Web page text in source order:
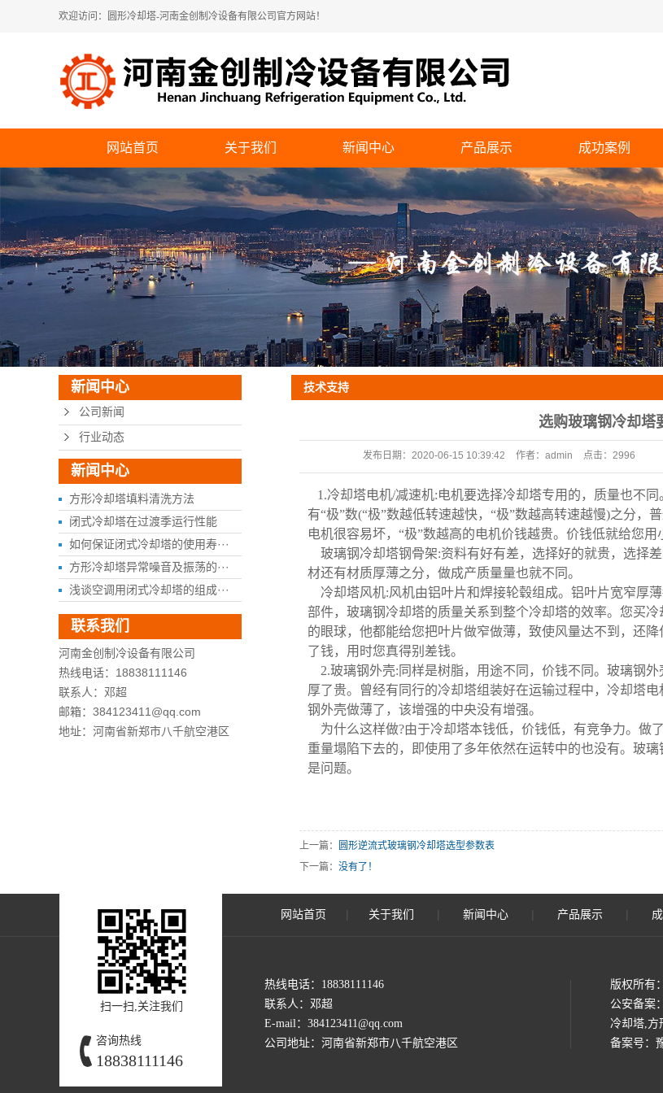
欢迎访问：圆形冷却塔-河南金创制冷设备有限公司官方网站！
网站首页 关于我们
公司简介
企业展示
新闻中心
公司新闻
行业动态
产品展示
圆形逆流冷却塔
方形逆流式冷却塔
方形横流式冷却塔
钢板塔
侧出风冷却塔
水箱
配件
定制冷却塔
成功案例
新闻中心
公司新闻
行业动态
新闻中心
方形冷却塔填料清洗方法
闭式冷却塔在过渡季运行性能
如何保证闭式冷却塔的使用寿···
方形冷却塔异常噪音及振荡的···
浅谈空调用闭式冷却塔的组成···
联系我们
河南金创制冷设备有限公司
热线电话：18838111146
联系人：邓超
邮箱：384123411@qq.com
地址：河南省新郑市八千航空港区
技术支持
选购玻璃钢冷却塔
发布日期： 2020-06-15 10:39:42 作者： admin 点击： 2996
1.冷却塔电机/减速机:电机要选择冷却塔专用的，质量也不
有“极”数(“极”数越低转速越快，“极”数越高转速越慢)之分
电机很容易坏，“极”数越高的电机价钱越贵。价钱低就给您
玻璃钢冷却塔钢骨架:资料有好有差，选择好的就贵，选择
材还有材质厚薄之分，做成产质量量也就不同。
冷却塔风机:风机由铝叶片和焊接轮毂组成。铝叶片宽窄厚
部件，玻璃钢冷却塔的质量关系到整个冷却塔的效率。您买
的眼球，他都能给您把叶片做窄做薄，致使风量达不到，还
了钱，用时您真得别差钱。
2.玻璃钢外壳:同样是树脂，用途不同，价钱不同。玻璃钢
厚了贵。曾经有同行的冷却塔组装好在运输过程中，冷却塔
钢外壳做薄了，该增强的中央没有增强。
为什么这样做?由于冷却塔本钱低，价钱低，有竞争力。
重量塌陷下去的，即使用了多年依然在运转中的也没有。玻
是问题。
上一篇：
圆形逆流式玻璃钢冷却塔选型参数表
下一篇： 没有了！
扫一扫,关注我们
咨询热线
18838111146
网站首页 关于我们 新闻中心 产品展示
热线电话：18838111146
联系人：邓超
E-mail：384123411@qq.com
公司地址：河南省新郑市八千航空港区
版权所有
公安备案：
冷却塔,方
备案号：